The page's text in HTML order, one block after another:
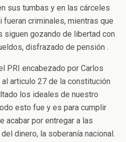
sus tumbas y en las cárceles
criminales, mientras que
siguen gozando de libertad con
disfrazado de pensión .
PRI encabezado por Carlos
articulo 27 de la constitución
los ideales de nuestro
esto fue y es para cumplir
acabar por entregar a las
dinero, la soberanía nacional.